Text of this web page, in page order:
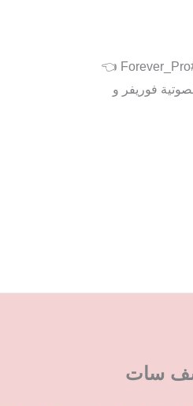
افضل اوسهل سوفت واير جديد تحدثيات ستار سات بتاريخ 18/10/2021 #تحديثات خاصة بأجهزة #ستارسات أندرويد والمدمج معها سيرفير #فوريفر_برو #Forever_Pro 👈
الصوتية فوريفر و
سات